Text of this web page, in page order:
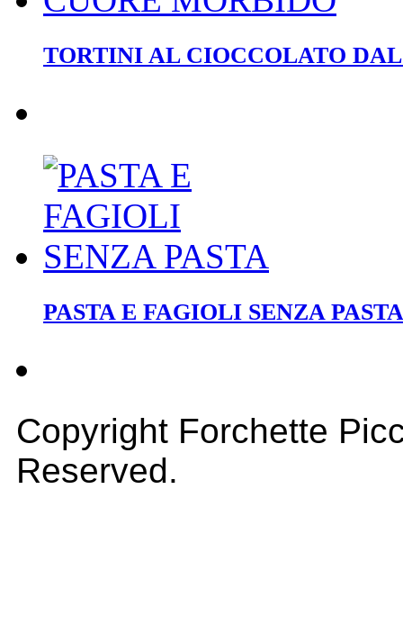
TORTINI AL CIOCCOLATO
PASTA E FAGIOLI SENZA PASTA
Copyright Forchette
Reserved.